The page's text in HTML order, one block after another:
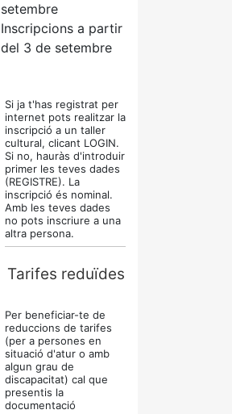
setembre
Inscripcions a partir
del 3 de setembre
Si ja t'has registrat per
internet pots realitzar la
inscripció a un taller
cultural, clicant LOGIN.
Si no, hauràs d'introduir
primer les teves dades
(REGISTRE). La
inscripció és nominal.
Amb les teves dades
no pots inscriure a una
altra persona.
Tarifes reduïdes
Per beneficiar-te de
reduccions de tarifes
(per a persones en
situació d'atur o amb
algun grau de
discapacitat) cal que
presentis la
documentació